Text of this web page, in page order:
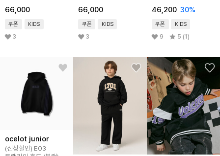
66,000
쿠폰 KIDS
3
66,000
쿠폰 KIDS
3
46,200 30%
쿠폰 KIDS
9 5 (1)
ocelot junior
(신상할인) E03